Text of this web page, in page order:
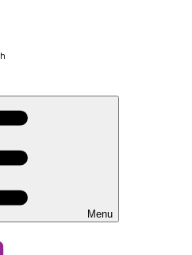
h
Menu